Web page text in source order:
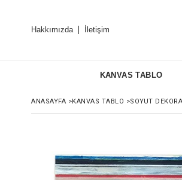
Hakkımızda İletişim
KANVAS TABLO
ANASAYFA >KANVAS TABLO >SOYUT